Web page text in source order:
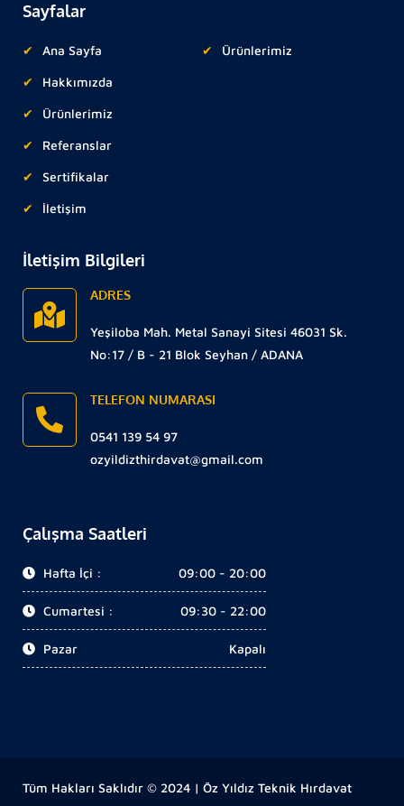
Sayfalar
Ana Sayfa
Hakkımızda
Ürünlerimiz
Referanslar
Sertifikalar
İletişim
Ürünlerimiz
İletişim Bilgileri
ADRES
Yeşiloba Mah. Metal Sanayi Sitesi 46031 Sk.
No:17 / B - 21 Blok Seyhan / ADANA
TELEFON NUMARASI
0541 139 54 97
ozyildizthirdavat@gmail.com
Çalışma Saatleri
Hafta İçi : 09:00 - 20:00
Cumartesi : 09:30 - 22:00
Pazar Kapalı
Tüm Hakları Saklıdır © 2024 | Öz Yıldız Teknik Hırdavat